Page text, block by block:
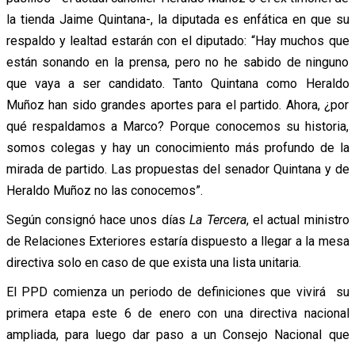
la tienda Jaime Quintana-, la diputada es enfática en que su
respaldo y lealtad estarán con el diputado: “Hay muchos que
están sonando en la prensa, pero no he sabido de ninguno
que vaya a ser candidato. Tanto Quintana como Heraldo
Muñoz han sido grandes aportes para el partido. Ahora, ¿por
qué respaldamos a Marco? Porque conocemos su historia,
somos colegas y hay un conocimiento más profundo de la
mirada de partido. Las propuestas del senador Quintana y de
Heraldo Muñoz no las conocemos”.
Según consignó hace unos díasLa Tercera, el actual ministro
de Relaciones Exteriores estaría dispuesto a llegar a la mesa
directiva solo en caso de que exista una lista unitaria.
El PPD comienza un periodo de definiciones que vivirá su
primera etapa este 6 de enero con una directiva nacional
ampliada, para luego dar paso a un Consejo Nacional que